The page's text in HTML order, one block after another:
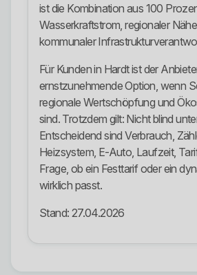
ist die Kombination aus 100
Wasserkraftstrom, regionaler
kommunaler
Für Kunden in Hardt ist der
ernstzunehmende Option, wenn
regionale Wertschöpfung und
sind. Trotzdem gilt: Nicht blind
Entscheidend sind Verbrauch,
Heizsystem, E-Auto, Laufzeit,
Frage, ob ein Festtarif oder ein
wirklich passt.
Stand: 27.04.2026